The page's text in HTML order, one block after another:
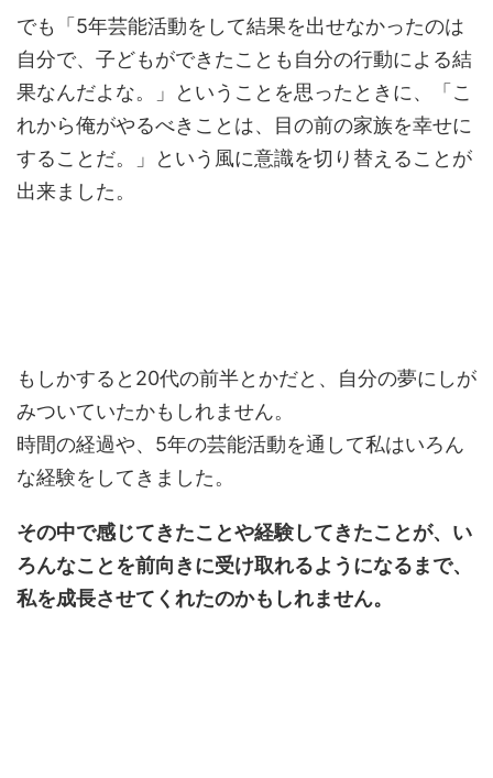
でも「5年芸能活動をして結果を出せなかったのは
自分で、子どもができたことも自分の行動による結
果なんだよな。」ということを思ったときに、「こ
れから俺がやるべきことは、目の前の家族を幸せに
することだ。」という風に意識を切り替えることが
出来ました。
もしかすると20代の前半とかだと、自分の夢にしが
みついていたかもしれません。
時間の経過や、5年の芸能活動を通して私はいろん
な経験をしてきました。
その中で感じてきたことや経験してきたことが、い
ろんなことを前向きに受け取れるようになるまで、
私を成長させてくれたのかもしれません。